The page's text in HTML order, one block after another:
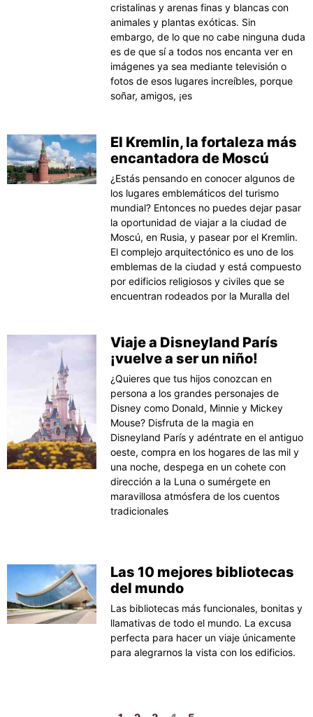
cristalinas y arenas finas y blancas con
animales y plantas exóticas. Sin
embargo, de lo que no cabe ninguna duda
es de que sí a todos nos encanta ver en
imágenes ya sea mediante televisión o
fotos de esos lugares increíbles, porque
soñar, amigos, ¡es
El Kremlin, la fortaleza más
encantadora de Moscú
¿Estás pensando en conocer algunos de
los lugares emblemáticos del turismo
mundial? Entonces no puedes dejar pasar
la oportunidad de viajar a la ciudad de
Moscú, en Rusia, y pasear por el Kremlin.
El complejo arquitectónico es uno de los
emblemas de la ciudad y está compuesto
por edificios religiosos y civiles que se
encuentran rodeados por la Muralla del
Viaje a Disneyland París
¡vuelve a ser un niño!
¿Quieres que tus hijos conozcan en
persona a los grandes personajes de
Disney como Donald, Minnie y Mickey
Mouse? Disfruta de la magia en
Disneyland París y adéntrate en el antiguo
oeste, compra en los hogares de las mil y
una noche, despega en un cohete con
dirección a la Luna o sumérgete en
maravillosa atmósfera de los cuentos
tradicionales
Las 10 mejores bibliotecas
del mundo
Las bibliotecas más funcionales, bonitas y
llamativas de todo el mundo. La excusa
perfecta para hacer un viaje únicamente
para alegrarnos la vista con los edificios.